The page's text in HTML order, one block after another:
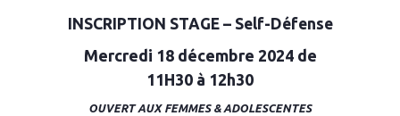
INSCRIPTION STAGE – Self-Défense
Mercredi 18 décembre 2024 de
11H30 à 12h30
OUVERT AUX FEMMES & ADOLESCENTES